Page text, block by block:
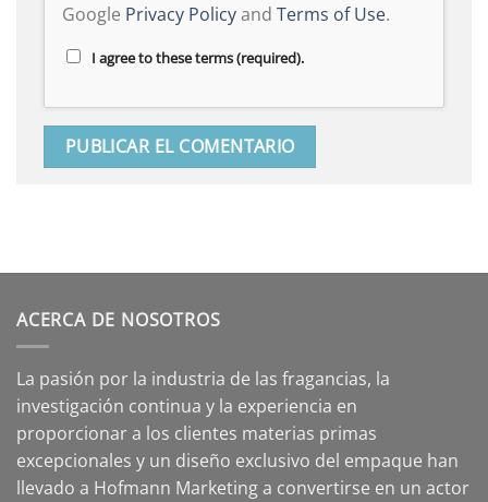
Google Privacy Policyand Terms of Use.
I agree to these terms (required).
ACERCA DE NOSOTROS
La pasión por la industria de las fragancias, la
investigación continua y la experiencia en
proporcionar a los clientes materias primas
excepcionales y un diseño exclusivo del empaque han
llevado a Hofmann Marketing a convertirse en un actor